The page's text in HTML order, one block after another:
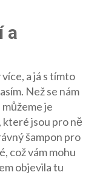
a
a já s tímto
Než se nám
je
jsou pro ně
šampon pro
což vám mohu
objevila tu